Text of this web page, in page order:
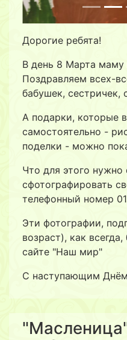
Дорогие ребята!
В день 8 Марта маму
Поздравляем всех-
бабушек, сестричек,
А подарки, которые
самостоятельно -
поделки - можно
Что для этого нужно
сфотографировать
телефонный номер
Эти фотографии,
возраст), как
сайте "Наш мир"
С наступающим